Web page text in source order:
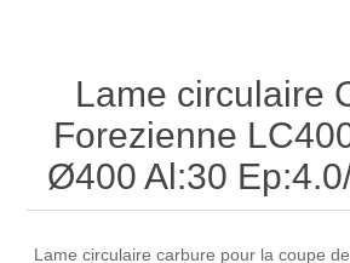
Lame circulaire
Forezienne
Ø400 Al:30
Lame circulaire carbure pour la coupe